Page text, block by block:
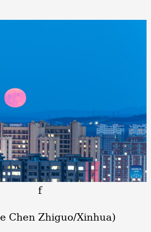
f
Chen Zhiguo/Xinhua)